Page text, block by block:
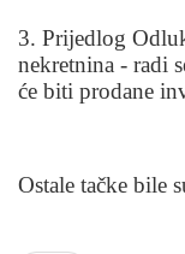
3. Prijedlog
nekretnina - radi
će biti prodane
Ostale tačke bile